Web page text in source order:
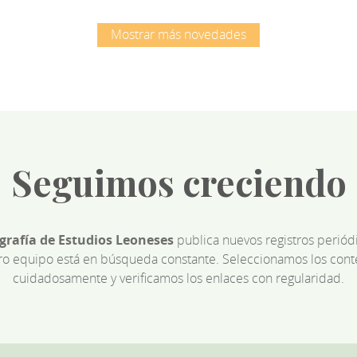
Mostrar más novedades
Seguimos creciendo
de Estudios Leonesespublica nuevos registros
equipo está en búsqueda constante. Seleccionamos los
cuidadosamente y verificamos los enlaces con regularidad.